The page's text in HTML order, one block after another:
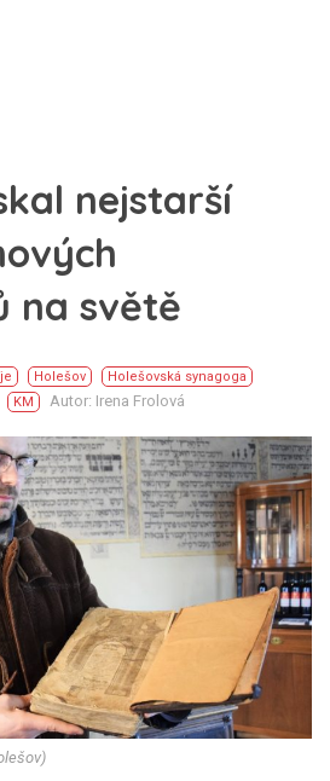
nejstarší
na světě
Holešov
Holešovská synagoga
KM Autor: Irena Frolová